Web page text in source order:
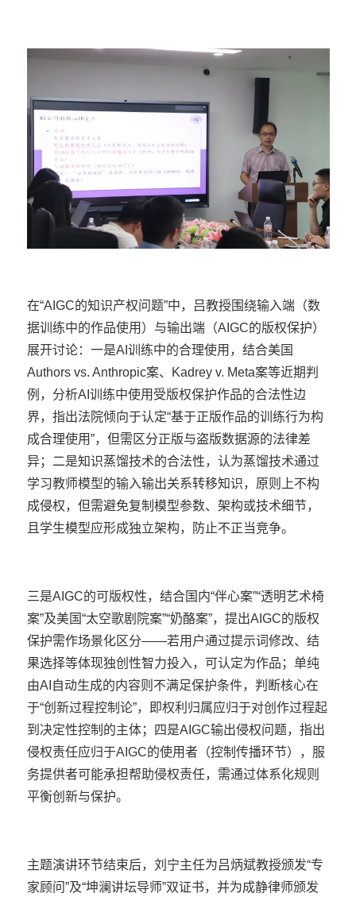
在“AIGC的知识产权问题”中，吕教授围绕输入端（数
据训练中的作品使用）与输出端（AIGC的版权保护）
展开讨论：一是AI训练中的合理使用，结合美国
Authors vs. Anthropic案、Kadrey v. Meta案等近期判
例，分析AI训练中使用受版权保护作品的合法性边
界，指出法院倾向于认定“基于正版作品的训练行为构
成合理使用”，但需区分正版与盗版数据源的法律差
异；二是知识蒸馏技术的合法性，认为蒸馏技术通过
学习教师模型的输入输出关系转移知识，原则上不构
成侵权，但需避免复制模型参数、架构或技术细节，
且学生模型应形成独立架构，防止不正当竞争。
三是AIGC的可版权性，结合国内“伴心案”“透明艺术椅
案”及美国“太空歌剧院案”“奶酪案”，提出AIGC的版权
保护需作场景化区分——若用户通过提示词修改、结
果选择等体现独创性智力投入，可认定为作品；单纯
由AI自动生成的内容则不满足保护条件，判断核心在
于“创新过程控制论”，即权利归属应归于对创作过程起
到决定性控制的主体；四是AIGC输出侵权问题，指出
侵权责任应归于AIGC的使用者（控制传播环节），服
务提供者可能承担帮助侵权责任，需通过体系化规则
平衡创新与保护。
主题演讲环节结束后，刘宁主任为吕炳斌教授颁发“专
家顾问”及“坤澜讲坛导师”双证书，并为成静律师颁发